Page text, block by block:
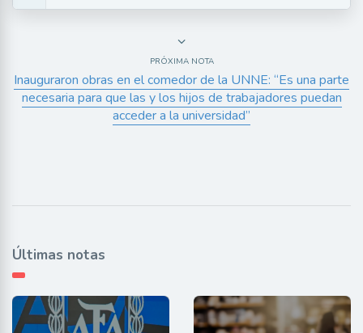
PRÓXIMA NOTA
Inauguraron obras en el comedor de la UNNE: “Es una parte
necesaria para que las y los hijos de trabajadores puedan
acceder a la universidad”
Últimas notas